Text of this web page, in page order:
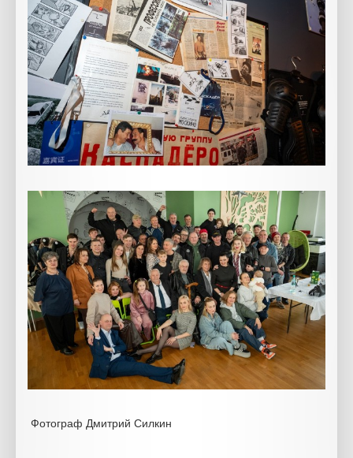
Фотограф Дмитрий Силкин